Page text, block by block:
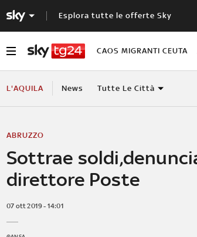
Esplora tutte le offerte Sky
CAOS MIGRANTI CEUTA
L'AQUILA News Tutte Le Città
Sottrae
direttore Poste
ABRUZZO
07 ott 2019 - 14:01